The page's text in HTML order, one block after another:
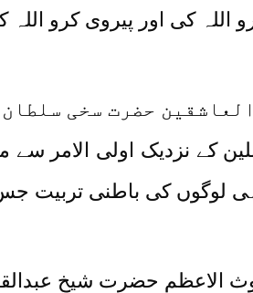
اللہ کی اور پیروی کرو
حضرت سخی
کے نزدیک اولی الامر
لوگوں کی باطنی تربیت
الاعظم حضرت شیخ